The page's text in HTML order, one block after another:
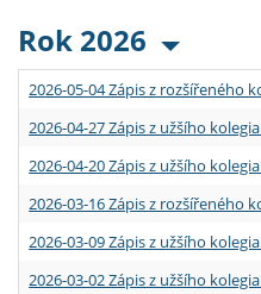
Rok 2026
2026-05-04 Zápis z rozšířeného
2026-04-27 Zápis z užšího
2026-04-20 Zápis z užšího
2026-03-16 Zápis z rozšířeného
2026-03-09 Zápis z užšího
2026-03-02 Zápis z užšího